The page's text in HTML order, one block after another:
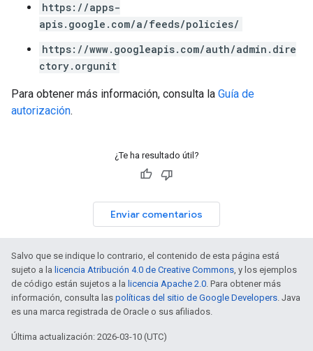
https://apps-
apis.google.com/a/feeds/policies/
https://www.googleapis.com/auth/admin.dire
ctory.orgunit
Para obtener más información, consulta la Guía de
autorización.
¿Te ha resultado útil?
Enviar comentarios
Salvo que se indique lo contrario, el contenido de esta página está
sujeto a la licencia Atribución 4.0 de Creative Commons, y los ejemplos
de código están sujetos a la licencia Apache 2.0. Para obtener más
información, consulta las políticas del sitio de Google Developers. Java
es una marca registrada de Oracle o sus afiliados.
Última actualización: 2026-03-10 (UTC)